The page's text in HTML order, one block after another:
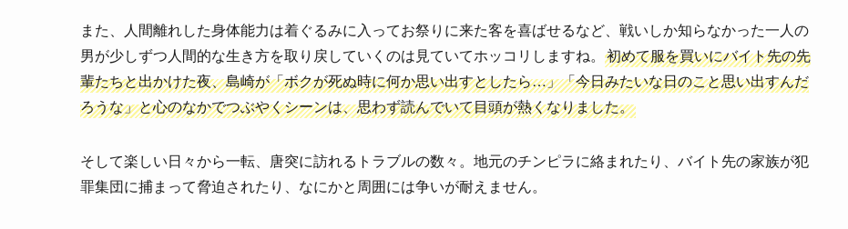
また、人間離れした身体能力は着ぐるみに入ってお祭りに来た客を喜ばせるなど、戦いしか知らなかった一人の
男が少しずつ人間的な生き方を取り戻していくのは見ていてホッコリしますね。 初めて服を買いにバイト先の先
輩たちと出かけた夜、島崎が「ボクが死ぬ時に何か思い出すとしたら…」「今日みたいな日のこと思い出すんだ
ろうな」と心のなかでつぶやくシーンは、思わず読んでいて目頭が熱くなりました。
そして楽しい日々から一転、唐突に訪れるトラブルの数々。地元のチンピラに絡まれたり、バイト先の家族が犯
罪集団に捕まって脅迫されたり、なにかと周囲には争いが耐えません。